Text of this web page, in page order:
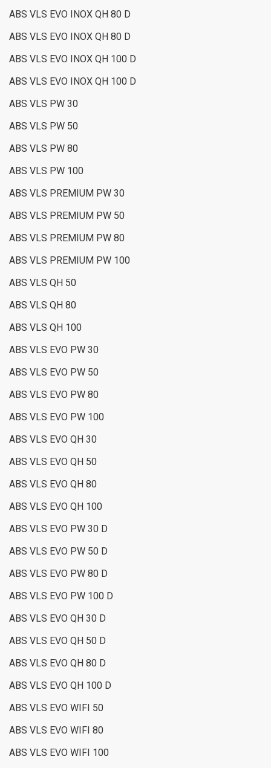
ABS VLS EVO INOX QH 80 D
ABS VLS EVO INOX QH 80 D
ABS VLS EVO INOX QH 100 D
ABS VLS EVO INOX QH 100 D
ABS VLS PW 30
ABS VLS PW 50
ABS VLS PW 80
ABS VLS PW 100
ABS VLS PREMIUM PW 30
ABS VLS PREMIUM PW 50
ABS VLS PREMIUM PW 80
ABS VLS PREMIUM PW 100
ABS VLS QH 50
ABS VLS QH 80
ABS VLS QH 100
ABS VLS EVO PW 30
ABS VLS EVO PW 50
ABS VLS EVO PW 80
ABS VLS EVO PW 100
ABS VLS EVO QH 30
ABS VLS EVO QH 50
ABS VLS EVO QH 80
ABS VLS EVO QH 100
ABS VLS EVO PW 30 D
ABS VLS EVO PW 50 D
ABS VLS EVO PW 80 D
ABS VLS EVO PW 100 D
ABS VLS EVO QH 30 D
ABS VLS EVO QH 50 D
ABS VLS EVO QH 80 D
ABS VLS EVO QH 100 D
ABS VLS EVO WIFI 50
ABS VLS EVO WIFI 80
ABS VLS EVO WIFI 100